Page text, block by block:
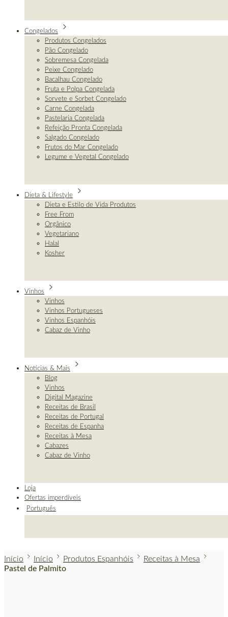
Congelados
Produtos Congelados
Pão Congelado
Sobremesa Congelada
Peixe Congelado
Bacalhau Congelado
Fruta e Polpa Congelada
Sorvete e Sorbet Congelado
Carne Congelada
Pastelaria Congelada
Refeição Pronta Congelada
Salgado Congelado
Frutos do Mar Congelado
Legume e Vegetal Congelado
Dieta & Lifestyle
Dieta e Estilo de Vida Produtos
Free From
Orgânico
Vegetariano
Halal
Kosher
Vinhos
Vinhos
Vinhos Portugueses
Vinhos Espanhóis
Cabaz de Vinho
Notícias & Mais
Blog
Vinhos
Digital Magazine
Receitas de Brasil
Receitas de Portugal
Receitas de Espanha
Receitas à Mesa
Cabazes
Cabaz de Vinho
Loja
Ofertas imperdíveis
Português
Início Início Produtos Espanhóis
Receitas à Mesa
Pastel de Palmito